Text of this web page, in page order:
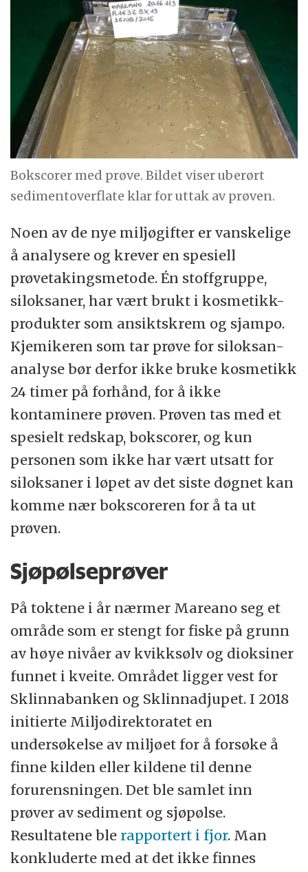
Bokscorer med prøve. Bildet viser uberørt
sedimentoverflate klar for uttak av prøven.
Noen av de nye miljøgifter er vanskelige
å analysere og krever en spesiell
prøvetakingsmetode. Én stoffgruppe,
siloksaner, har vært brukt i kosmetikk-
produkter som ansiktskrem og sjampo.
Kjemikeren som tar prøve for siloksan-
analyse bør derfor ikke bruke kosmetikk
24 timer på forhånd, for å ikke
kontaminere prøven. Prøven tas med et
spesielt redskap, bokscorer, og kun
personen som ikke har vært utsatt for
siloksaner i løpet av det siste døgnet kan
komme nær bokscoreren for å ta ut
prøven.
Sjøpølseprøver
På toktene i år nærmer Mareano seg et
område som er stengt for fiske på grunn
av høye nivåer av kvikksølv og dioksiner
funnet i kveite. Området ligger vest for
Sklinnabanken og Sklinnadjupet. I 2018
initierte Miljødirektoratet en
undersøkelse av miljøet for å forsøke å
finne kilden eller kildene til denne
forurensningen. Det ble samlet inn
prøver av sediment og sjøpølse.
Resultatene ble rapportert i fjor. Man
konkluderte med at det ikke finnes